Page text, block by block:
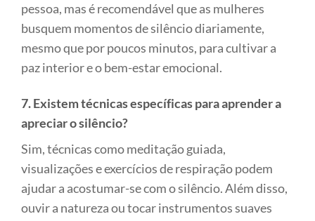
pessoa, mas é recomendável que as mulheres
busquem momentos de silêncio diariamente,
mesmo que por poucos minutos, para cultivar a
paz interior e o bem-estar emocional.
7. Existem técnicas específicas para aprender a
apreciar o silêncio?
Sim, técnicas como meditação guiada,
visualizações e exercícios de respiração podem
ajudar a acostumar-se com o silêncio. Além disso,
ouvir a natureza ou tocar instrumentos suaves